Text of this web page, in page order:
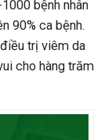
bệnh nhân
90% ca bệnh.
trị viêm da
cho hàng trăm